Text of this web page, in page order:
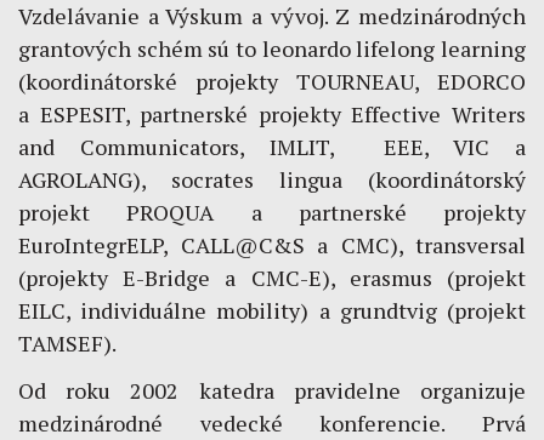
Vzdelávanie a Výskum a vývoj. Z medzinárodných
grantových schém sú to leonardo lifelong learning
(koordinátorské projekty TOURNEAU, EDORCO
a ESPESIT, partnerské projekty Effective Writers
and Communicators, IMLIT, EEE, VIC a
AGROLANG), socrates lingua (koordinátorský
projekt PROQUA a partnerské projekty
EuroIntegrELP, CALL@C&S a CMC), transversal
(projekty E-Bridge a CMC-E), erasmus (projekt
EILC, individuálne mobility) a grundtvig (projekt
TAMSEF).
Od roku 2002 katedra pravidelne organizuje
medzinárodné vedecké konferencie. Prvá